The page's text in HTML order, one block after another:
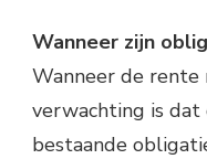
Wanneer zijn
Wanneer de
verwachting is
bestaande